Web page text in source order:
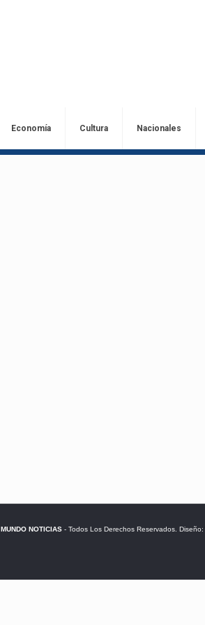
Economía Cultura Nacionales
MUNDO NOTICIAS- Todos Los Derechos Reservados. Diseño: